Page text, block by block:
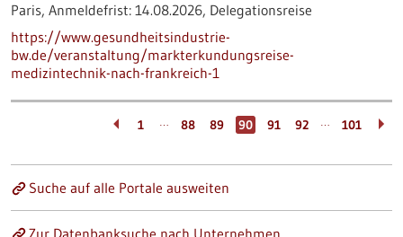
Paris, Anmeldefrist: 14.08.2026, Delegationsreise
https://www.gesundheitsindustrie-
bw.de/veranstaltung/markterkundungsreise-
medizintechnik-nach-frankreich-1
1 … 88 89 90 91 92 … 101
Suche auf alle Portale ausweiten
Zur Datenbanksuche nach Unternehmen